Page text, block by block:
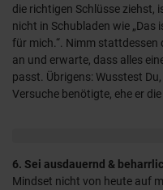
die richtigen Schlüsse ziehst,
nicht in Schubladen wie „Das
für mich.“. Nimm stattdessen
an und erwarte, dass alles
passt. Übrigens: Wusstest
Versuche benötigte, ehe er
6. Sei ausdauernd &
Mindset nicht von heute auf